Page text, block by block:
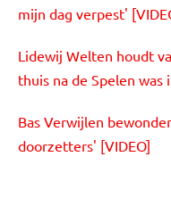
mijn dag verpest'
Lidewij Welten houdt
thuis na de Spelen was
Bas Verwijlen
doorzetters' [VIDEO]